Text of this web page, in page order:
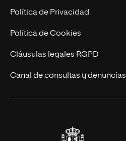
Postgrados
Cursos Universitarios
Trabaja en UNIR
Actualidad
UNIR Revista
Eventos
Política de Privacidad
Política de Cookies
Cláusulas legales RGPD
Canal de consultas y denuncias